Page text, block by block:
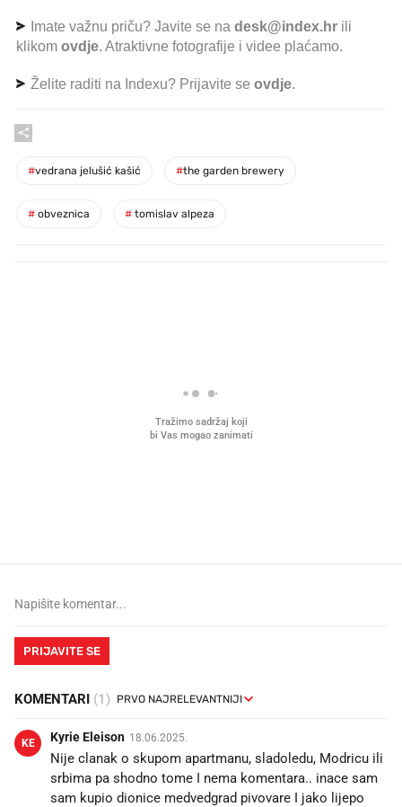
Imate važnu priču? Javite se na desk@index.hr ili
klikom ovdje. Atraktivne fotografije i videe plaćamo.
Želite raditi na Indexu? Prijavite se ovdje.
#vedrana jelušić kašić #the garden brewery
# obveznica # tomislav alpeza
PRIJAVITE SE
KOMENTARI (1)
KE Kyrie Eleison 18.06.2025.
Nije clanak o skupom apartmanu, sladoledu, Modricu ili
srbima pa shodno tome I nema komentara.. inace sam
sam kupio dionice medvedgrad pivovare I jako lijepo